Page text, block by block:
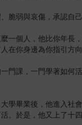
脆弱與哀傷，承認自
一個人，他比你年長
在你身邊為你指引方
門課，一門學著如何
學畢業後，他進入社
。於是，他又上了